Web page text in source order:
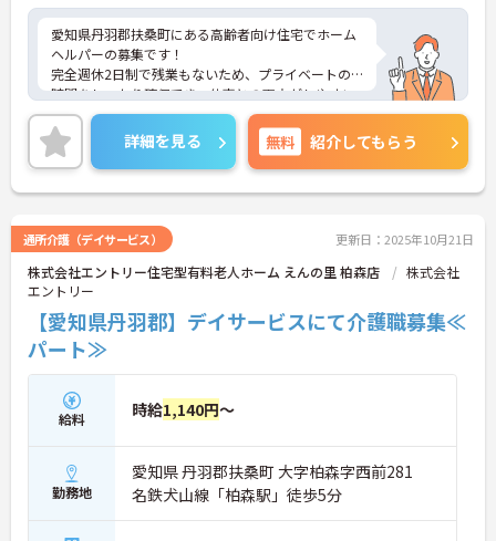
愛知県丹羽郡扶桑町にある高齢者向け住宅でホーム
ヘルパーの募集です！
完全週休2日制で残業もないため、プライベートの
時間をしっかり確保でき、仕事との両立がしやすい
職場です◎
また、最寄り駅徒歩5分でマイカー通勤もOKなの
で、ご自身のライフスタイルに合わせた交通手段が
選べます！
ご興味ある方は面接ポイントをお伝えしますので、
詳細を見る 無料 紹介してもらう
通所介護（デイサービス） 更新日：2025年10月21日
株式会社エントリー住宅型有料老人ホーム えんの里 柏森店
株式会社
エントリー
【愛知県丹羽郡】デイサービスにて介護職募集≪
パート≫
給料 時給1,140円～
勤務地
愛知県 丹羽郡扶桑町 大字柏森字西前281
名鉄犬山線「柏森駅」徒歩5分